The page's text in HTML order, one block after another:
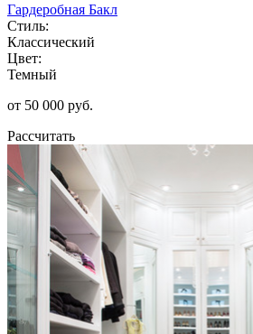
Гардеробная Бакл
Стиль:
Классический
Цвет:
Темный
от 50 000 руб.
Рассчитать